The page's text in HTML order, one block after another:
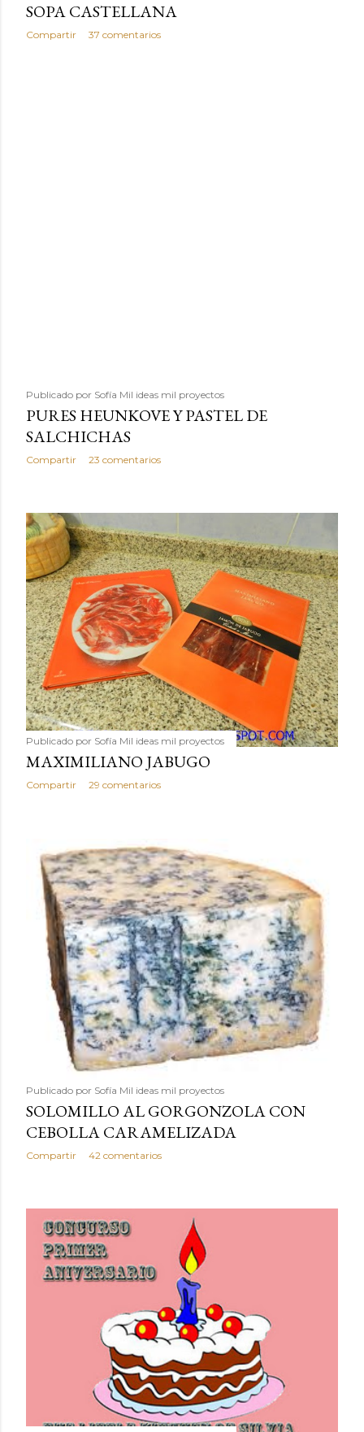
SOPA CASTELLANA
Compartir 37 comentarios
Publicado por Sofía Mil ideas mil proyectos
PURES HEUNKOVE Y PASTEL DE
SALCHICHAS
Compartir 23 comentarios
Publicado por Sofía Mil ideas mil proyectos
MAXIMILIANO JABUGO
Compartir 29 comentarios
Publicado por Sofía Mil ideas mil proyectos
SOLOMILLO AL GORGONZOLA CON
CEBOLLA CARAMELIZADA
Compartir 42 comentarios